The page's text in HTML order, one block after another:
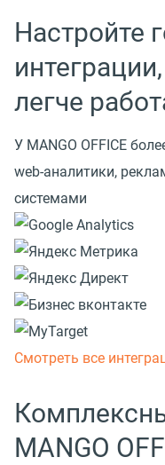
Настройте
легче
У MANGO OFFICE
web-аналитики,
системами
Смотреть все
MANGO